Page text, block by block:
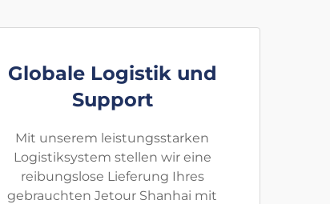
Globale Logistik und
Support
Mit unserem leistungsstarken
Logistiksystem stellen wir eine
reibungslose Lieferung Ihres
gebrauchten Jetour Shanhai mit